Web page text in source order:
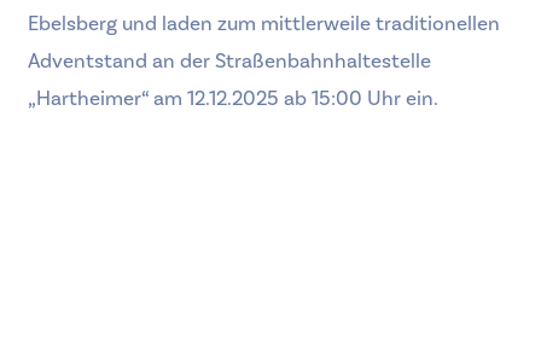
Ebelsberg und laden zum mittlerweile traditionellen
Adventstand an der Straßenbahnhaltestelle
„Hartheimer“ am 12.12.2025 ab 15:00 Uhr ein.